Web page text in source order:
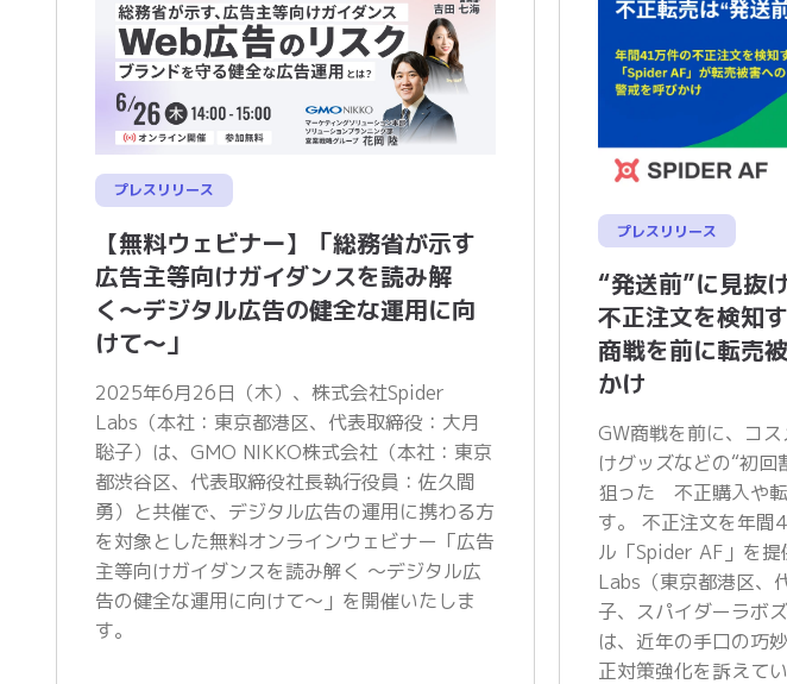
プレスリリース
【無料ウェビナー】「総務省が示す
広告主等向けガイダンスを読み解
く〜デジタル広告の健全な運用に向
けて〜」
2025年6月26日（木）、株式会社Spider
Labs（本社：東京都港区、代表取締役：大月
聡子）は、GMO NIKKO株式会社（本社：東京
都渋谷区、代表取締役社長執行役員：佐久間
勇）と共催で、デジタル広告の運用に携わる方
を対象とした無料オンラインウェビナー「広告
主等向けガイダンスを読み解く 〜デジタル広
告の健全な運用に向けて〜」を開催いたしま
す。
プレスリリース
“発送前”に見
不正注文を検知
商戦を前に転売
かけ
GW商戦を前に、コ
けグッズなどの“初回
狙った 不正購入や
す。 不正注文を年間
ル「Spider AF」を
Labs（東京都港区、
子、スパイダーラボ
は、近年の手口の巧
正対策強化を訴えて